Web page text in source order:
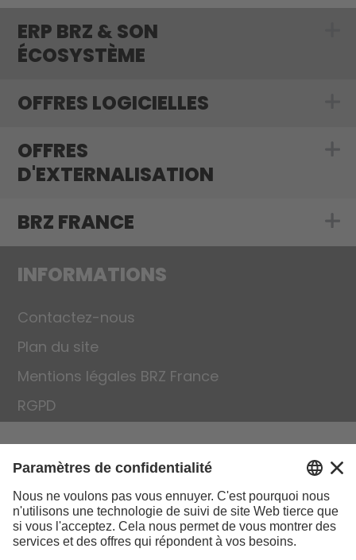
ERP BRZ & SON
ÉCOSYSTÈME
OFFRES LOGICIELLES
OFFRES
D'EXTERNALISATION
Show
BRZ FRANCE Show
INFORMATIONS
Contactez-nous
Plan du site
Mentions légales BRZ France
RGPD